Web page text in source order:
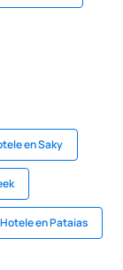
en Saky
Hotele en Pataias